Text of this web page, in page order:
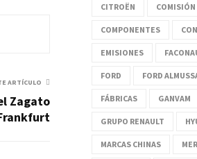
ARTÍCULO
Zagato
CITROËN COMISIÓN
COMPONENTES
EMISIONES
FORD FORD
FÁBRICAS GANVAM
GRUPO RENAULT
MARCAS CHINAS